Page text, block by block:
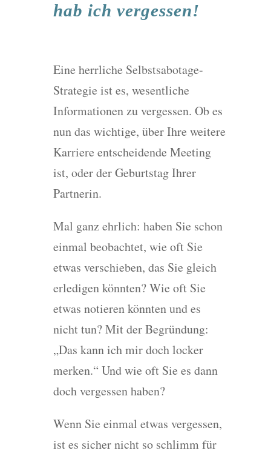
hab ich vergessen!
Eine herrliche Selbstsabotage-
Strategie ist es, wesentliche
Informationen zu vergessen. Ob es
nun das wichtige, über Ihre weitere
Karriere entscheidende Meeting
ist, oder der Geburtstag Ihrer
Partnerin.
Mal ganz ehrlich: haben Sie schon
einmal beobachtet, wie oft Sie
etwas verschieben, das Sie gleich
erledigen könnten? Wie oft Sie
etwas notieren könnten und es
nicht tun? Mit der Begründung:
„Das kann ich mir doch locker
merken.“ Und wie oft Sie es dann
doch vergessen haben?
Wenn Sie einmal etwas vergessen,
ist es sicher nicht so schlimm für